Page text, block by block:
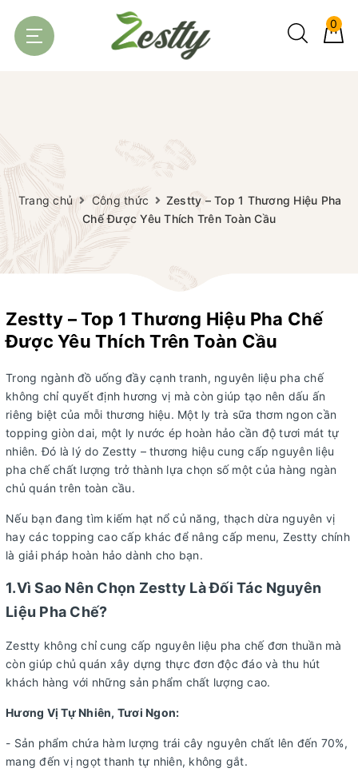
0
Trang chủ Công thức
Zestty – Top 1 Thương Hiệu Pha
Chế Được Yêu Thích Trên Toàn Cầu
Zestty – Top 1 Thương Hiệu Pha Chế
Được Yêu Thích Trên Toàn Cầu
Trong ngành đồ uống đầy cạnh tranh, nguyên liệu pha chế
không chỉ quyết định hương vị mà còn giúp tạo nên dấu ấn
riêng biệt của mỗi thương hiệu. Một ly trà sữa thơm ngon cần
topping giòn dai, một ly nước ép hoàn hảo cần độ tươi mát tự
nhiên. Đó là lý do Zestty – thương hiệu cung cấp nguyên liệu
pha chế chất lượng trở thành lựa chọn số một của hàng ngàn
chủ quán trên toàn cầu.
Nếu bạn đang tìm kiếm hạt nổ củ năng, thạch dừa nguyên vị
hay các topping cao cấp khác để nâng cấp menu, Zestty chính
là giải pháp hoàn hảo dành cho bạn.
1.Vì Sao Nên Chọn Zestty Là Đối Tác Nguyên
Liệu Pha Chế?
Zestty không chỉ cung cấp nguyên liệu pha chế đơn thuần mà
còn giúp chủ quán xây dựng thực đơn độc đáo và thu hút
khách hàng với những sản phẩm chất lượng cao.
Hương Vị Tự Nhiên, Tươi Ngon:
- Sản phẩm chứa hàm lượng trái cây nguyên chất lên đến 70%,
mang đến vị ngọt thanh tự nhiên, không gắt.